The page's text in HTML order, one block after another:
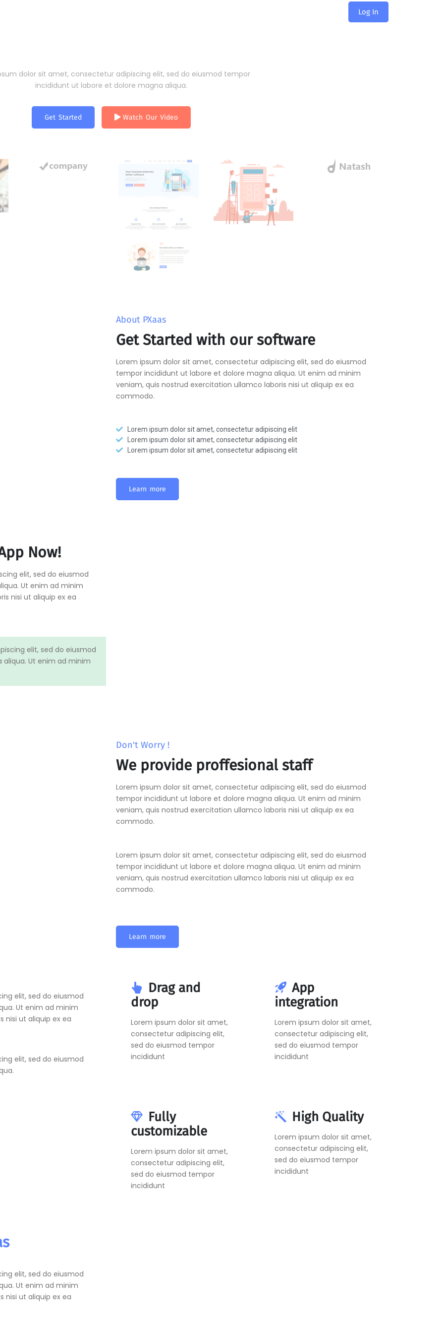
Log In
dolor sit amet, consectetur adipiscing elit, sed do eiusmod tempor
incididunt ut labore et dolore magna aliqua.
Get Started Watch Our Video
About PXaas
Get Started with our software
Lorem ipsum dolor sit amet, consectetur adipiscing elit, sed do eiusmod
tempor incididunt ut labore et dolore magna aliqua. Ut enim ad minim
veniam, quis nostrud exercitation ullamco laboris nisi ut aliquip ex ea
commodo.
Lorem ipsum dolor sit amet, consectetur adipiscing elit
Lorem ipsum dolor sit amet, consectetur adipiscing elit
Lorem ipsum dolor sit amet, consectetur adipiscing elit
Learn more
Now!
elit, sed do eiusmod
Ut enim ad minim
nisi ut aliquip ex ea
elit, sed do eiusmod
Ut enim ad minim
Don't Worry !
We provide proffesional staff
Lorem ipsum dolor sit amet, consectetur adipiscing elit, sed do eiusmod
tempor incididunt ut labore et dolore magna aliqua. Ut enim ad minim
veniam, quis nostrud exercitation ullamco laboris nisi ut aliquip ex ea
commodo.
Lorem ipsum dolor sit amet, consectetur adipiscing elit, sed do eiusmod
tempor incididunt ut labore et dolore magna aliqua. Ut enim ad minim
veniam, quis nostrud exercitation ullamco laboris nisi ut aliquip ex ea
commodo.
Learn more
elit, sed do eiusmod
Ut enim ad minim
nisi ut aliquip ex ea
elit, sed do eiusmod
Drag and
drop
Lorem ipsum dolor sit amet,
consectetur adipiscing elit,
sed do eiusmod tempor
incididunt
App
integration
Lorem ipsum dolor sit amet,
consectetur adipiscing elit,
sed do eiusmod tempor
incididunt
Fully
customizable
Lorem ipsum dolor sit amet,
consectetur adipiscing elit,
sed do eiusmod tempor
incididunt
High Quality
Lorem ipsum dolor sit amet,
consectetur adipiscing elit,
sed do eiusmod tempor
incididunt
elit, sed do eiusmod
Ut enim ad minim
nisi ut aliquip ex ea